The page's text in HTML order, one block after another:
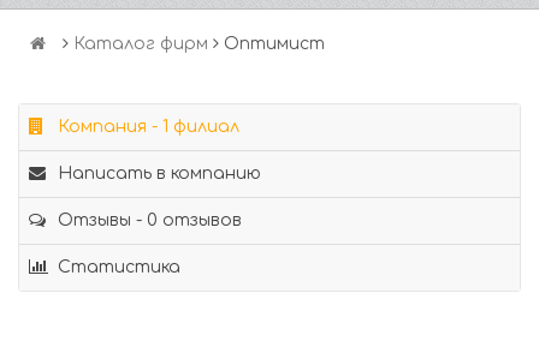
Каталог фирм Оптимист
Компания - 1 филиал
Написать в компанию
Отзывы - 0 отзывов
Статистика